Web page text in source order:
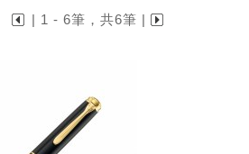
| 1 - 6筆，共6筆 |